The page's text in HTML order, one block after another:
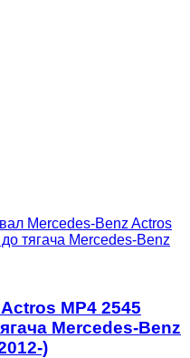
Mercedes-Benz Actros
тягача Mercedes-Benz
MP4 2545
Mercedes-Benz
)